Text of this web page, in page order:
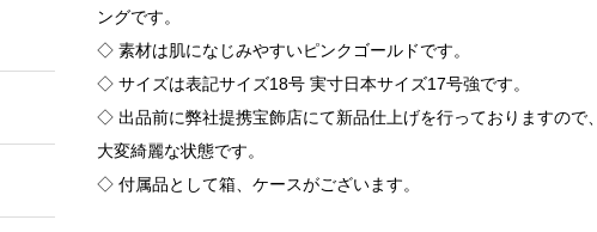
ングです。
◇ 素材は肌になじみやすいピンクゴールドです。
◇ サイズは表記サイズ18号 実寸日本サイズ17号強です。
◇ 出品前に弊社提携宝飾店にて新品仕上げを行っておりますので、
大変綺麗な状態です。
◇ 付属品として箱、ケースがございます。